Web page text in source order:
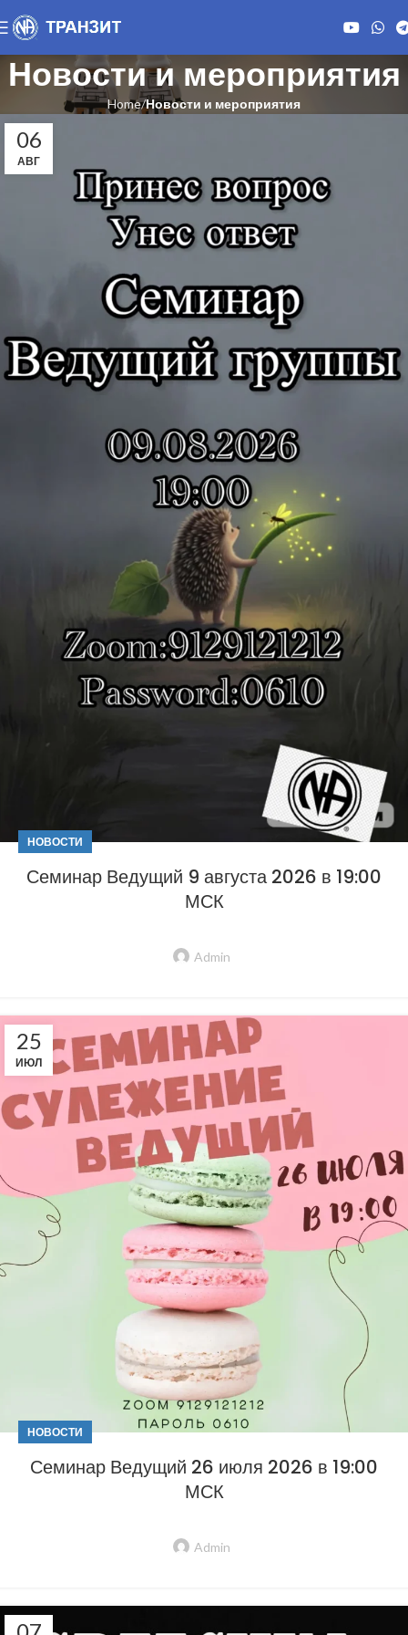
Новости и мероприятия
Home Новости и мероприятия
06
АВГ
НОВОСТИ
Семинар Ведущий 9 августа 2026 в 19:00
МСК
Admin
25
ИЮЛ
НОВОСТИ
Семинар Ведущий 26 июля 2026 в 19:00
МСК
Admin